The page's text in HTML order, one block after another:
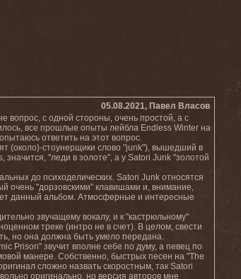
05.08.2021, Павел Власов
вопрос, с одной стороны, очень простой, а с
все прошлые опыты лейбла Endless Winter на
ответить на этот вопрос.
(около)-стоунерщики слово "junk"), вышедший в
"леди в золоте", а у Satori Junk "золотой
до психоделических. Satori Junk относятся
очень "дорзовскими" клавишами и, внимание,
данный альбом. Атмосферные и интересные
звучащему вокалу, и к "кастрюльному"
треке (интро не в счет). В целом, свести
но она должна быть умело передана.
Prison" звучит вполне себе по думу, а певец по
манере. Собственно, быстрых песен на "The
сложно назвать скоростным, так Satori
оригинально, но версия авторов мне